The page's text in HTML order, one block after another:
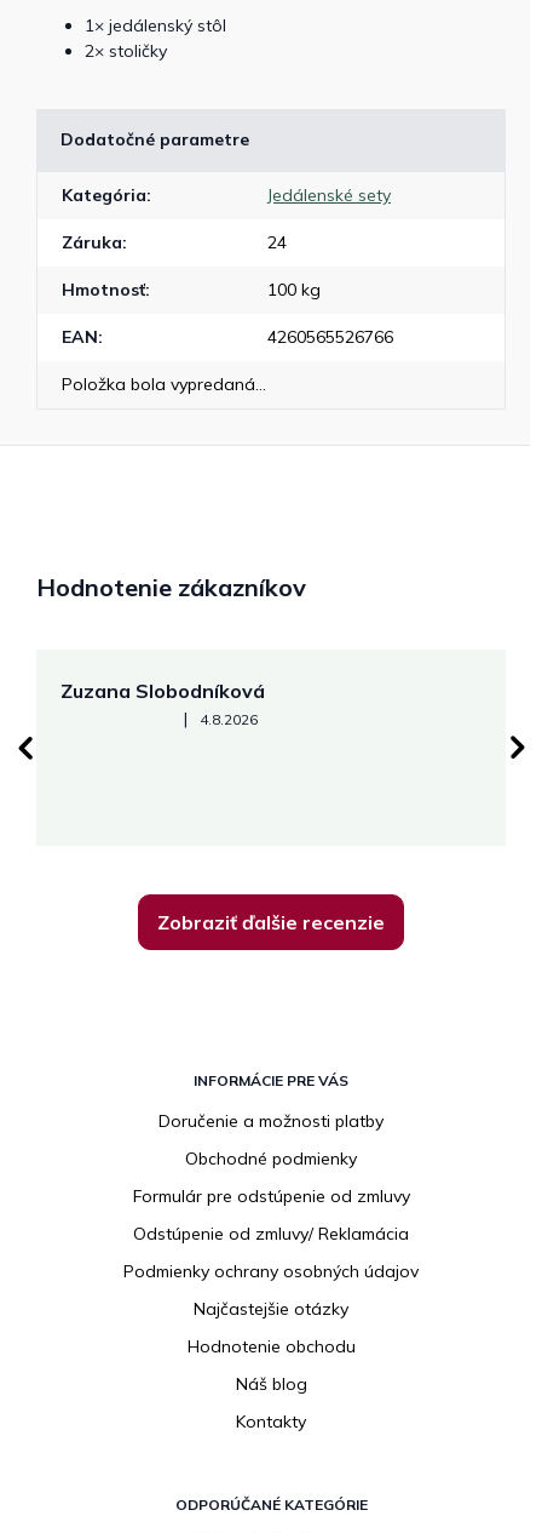
1× jedálenský stôl
2× stoličky
Dodatočné parametre
Kategória: Jedálenské sety
Záruka: 24
Hmotnosť: 100 kg
EAN: 4260565526766
Položka bola vypredaná…
Hodnotenie zákazníkov
Zuzana Slobodníková
Hodnotenie obchodu je 5 z 5 hviezdičiek.
| 4.8.2026
Zobraziť ďalšie recenzie
INFORMÁCIE PRE VÁS
Doručenie a možnosti platby
Obchodné podmienky
Formulár pre odstúpenie od zmluvy
Odstúpenie od zmluvy/ Reklamácia
Podmienky ochrany osobných údajov
Najčastejšie otázky
Hodnotenie obchodu
Náš blog
Kontakty
ODPORÚČANÉ KATEGÓRIE